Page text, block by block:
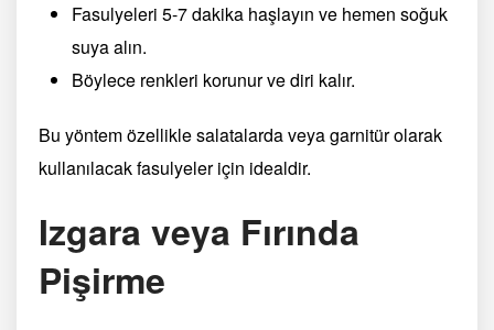
Fasulyeleri 5-7 dakika haşlayın ve hemen soğuk
suya alın.
Böylece renkleri korunur ve diri kalır.
Bu yöntem özellikle salatalarda veya garnitür olarak
kullanılacak fasulyeler için idealdir.
Izgara veya Fırında
Pişirme